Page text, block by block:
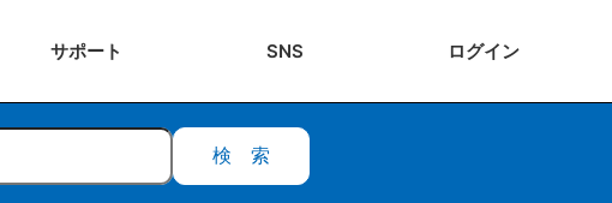
サポート SNS ログイン
検索